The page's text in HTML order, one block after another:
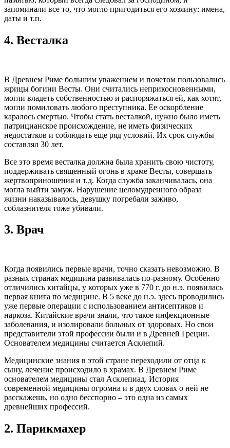
запоминали все то, что могло пригодиться его хозяину: имена,
даты и т.п.
4. Весталка
В Древнем Риме большим уважением и почетом пользовались
жрицы богини Весты. Они считались неприкосновенными,
могли владеть собственностью и распоряжаться ей, как хотят,
могли помиловать любого преступника. Ее оскорбление
каралось смертью. Чтобы стать весталкой, нужно было иметь
патрицианское происхождение, не иметь физических
недостатков и соблюдать еще ряд условий. Их срок службы
составлял 30 лет.
Все это время весталка должна была хранить свою чистоту,
поддерживать священный огонь в храме Весты, совершать
жертвоприношения и т.д. Когда служба заканчивалась, она
могла выйти замуж. Нарушение целомудренного образа
жизни наказывалось, девушку погребали заживо,
соблазнителя тоже убивали.
3. Врач
Когда появились первые врачи, точно сказать невозможно. В
разных странах медицина развивалась по-разному. Особенно
отличились китайцы, у которых уже в 770 г. до н.э. появилась
первая книга по медицине. В 5 веке до н.э. здесь проводились
уже первые операции с использованием антисептиков и
наркоза. Китайские врачи знали, что такое инфекционные
заболевания, и изолировали больных от здоровых. Но свои
представители этой профессии были и в Древней Греции.
Основателем медицины считается Асклепий.
Медицинские знания в этой стране переходили от отца к
сыну, лечение происходило в храмах. В Древнем Риме
основателем медицины стал Асклепиад. История
современной медицины огромна и в двух словах о ней не
расскажешь, но одно бесспорно – это одна из самых
древнейших профессий.
2. Парикмахер